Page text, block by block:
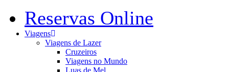
Reservas Online
Viagens
Viagens de Lazer
Cruzeiros
Viagens no Mundo
Luas de Mel